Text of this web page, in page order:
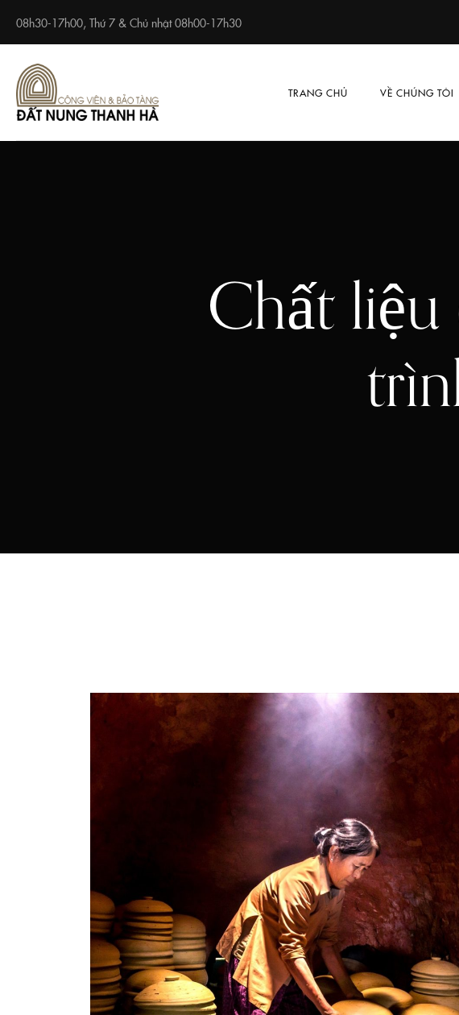
08h30-17h00, Thứ 7 & Chủ nhật 08h00-17h30
TRANG CHỦ VỀ CHÚNG TÔI
Chất